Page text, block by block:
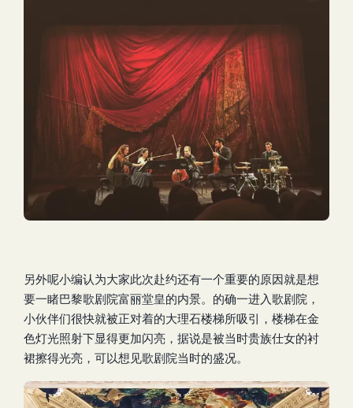
另外呢小编认为大家此次赴约还有一个重要的原因就是想
要一睹巴黎歌剧院富丽堂皇的内景。的确一进入歌剧院，
小伙伴们很快就被正对着的大理石楼梯所吸引，楼梯在金
色灯光照射下显得更加闪亮，据说是被当时贵族仕女的衬
裙擦得光亮，可以想见歌剧院当时的盛况。